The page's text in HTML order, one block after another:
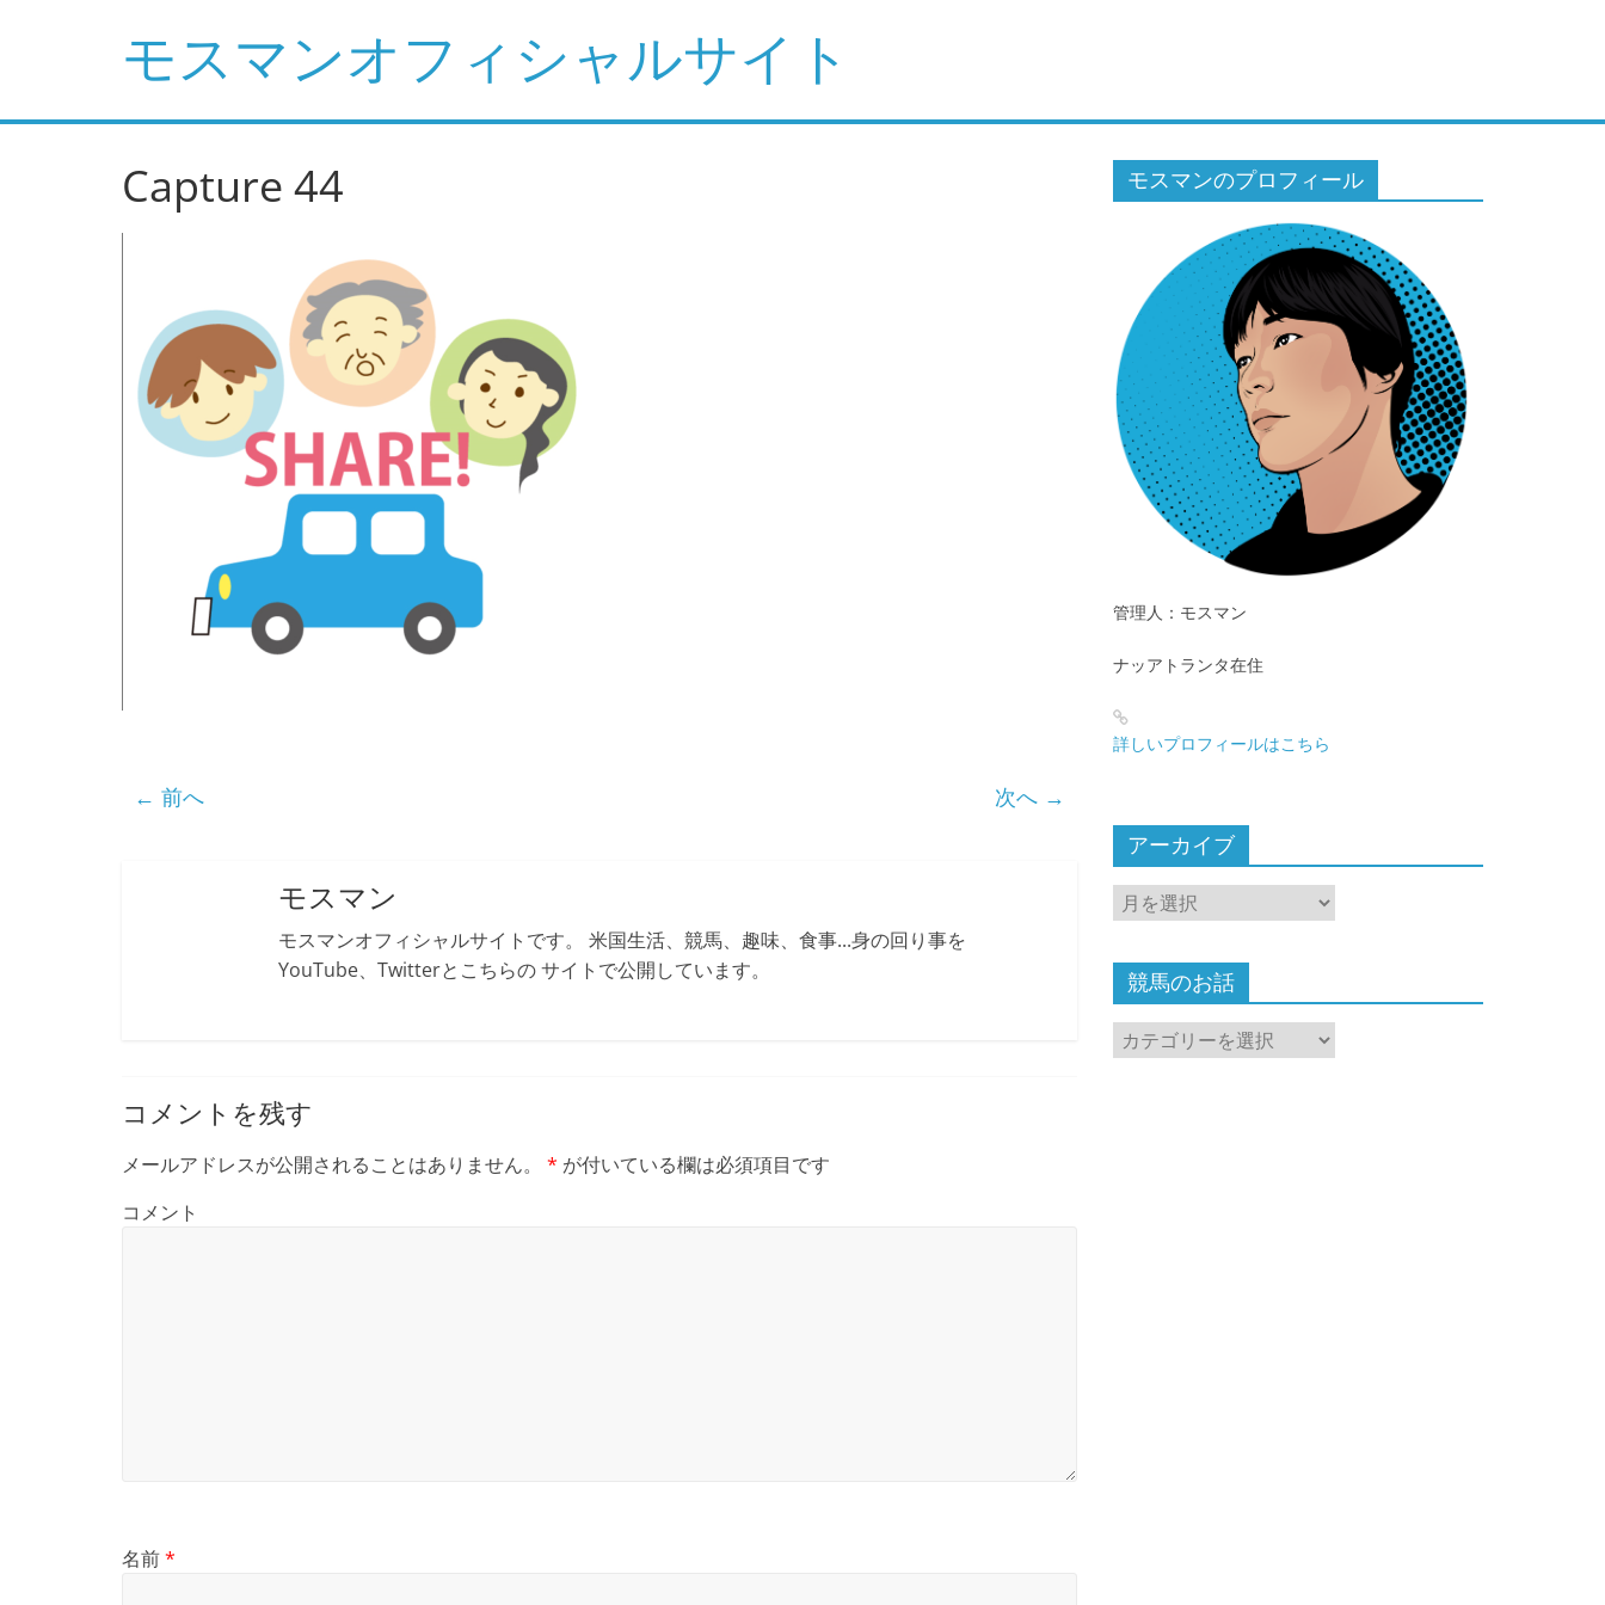
ツ
モスマンオフィシャルサイト
Capture 44
← 前へ 次へ →
モスマン
モスマンオフィシャルサイトです。 米国生活、競馬、趣味、食事...身の回り事を
YouTube、Twitterとこちらの サイトで公開しています。
コメントを残す
メールアドレスが公開されることはありません。 * が付いている欄は必須項目です
コメント
名前*
モスマンのプロフィール
管理人：モスマン
ナッアトランタ在住
詳しいプロフィールはこちら
アーカイブ
ア
ー
イ
ブ
競馬のお話
競
馬